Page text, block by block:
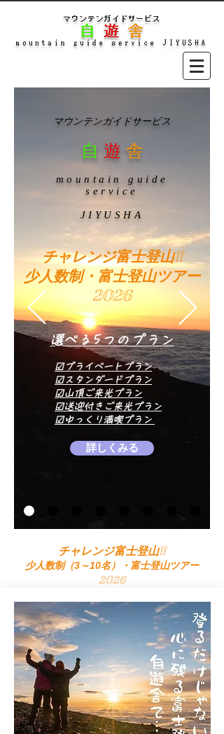
マウンテンガイドサービス
自 遊 舎
mountain guide
service
JIYUSHA
チャレンジ富士登山!!​
少人数制・富士登山ツアー
2026
​選べる5つのプラン
☑プライベートプラン
☑スタンダードプラン
☑山頂ご来光プラン
☑送迎付き ご来光プラン
☑ゆっくり満喫プラン
詳しくみる
チャレンジ富士登山!!
少人数制（3～10名）
・富士登山ツアー
2026